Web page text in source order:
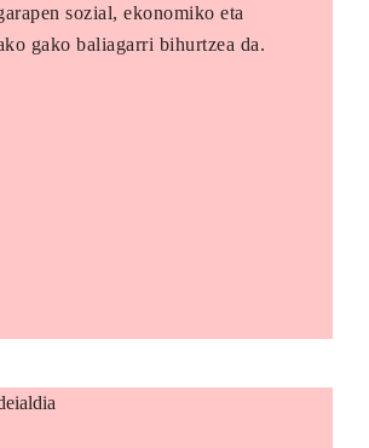
sozial, ekonomiko eta
gako baliagarri bihurtzea da.